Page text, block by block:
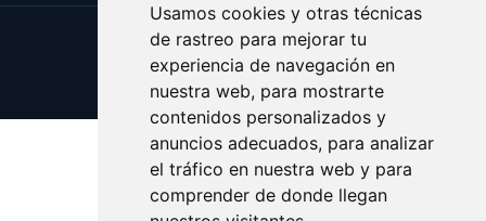
Usamos cookies y otras técnicas
de rastreo para mejorar tu
experiencia de navegación en
nuestra web, para mostrarte
contenidos personalizados y
anuncios adecuados, para analizar
el tráfico en nuestra web y para
comprender de donde llegan
Update cookies preferences
Copyright © 2025 bideo.es